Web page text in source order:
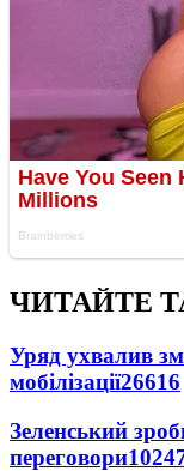
ЧИТАЙТЕ
Уряд ухвалив
мобілізації26616
Зеленський
переговори